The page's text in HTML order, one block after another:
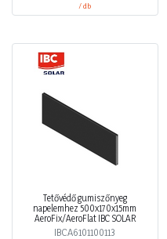
/ db
Tetővédő gumiszőnyeg
napelemhez 500x170x15mm
AeroFix/AeroFlat IBC SOLAR
IBCA6101100113